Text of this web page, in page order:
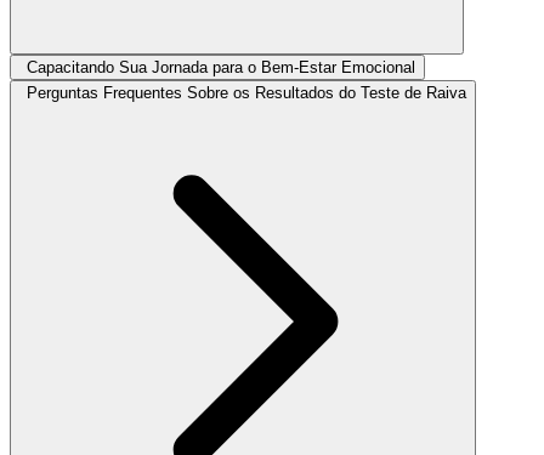
Capacitando Sua Jornada para o Bem-Estar Emocional
Perguntas Frequentes Sobre os Resultados do Teste de Raiva